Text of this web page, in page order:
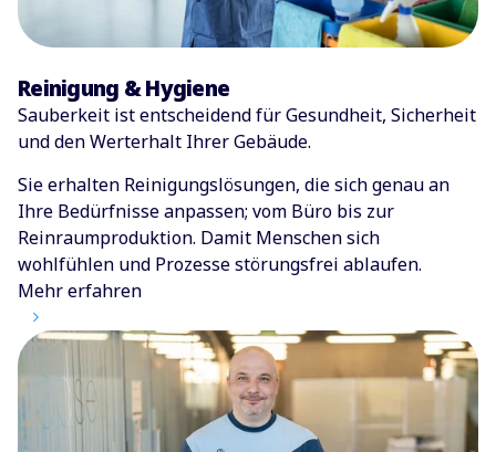
Reinigung & Hygiene
Sauberkeit ist entscheidend für Gesundheit, Sicherheit
und den Werterhalt Ihrer Gebäude.
Sie erhalten Reinigungslösungen, die sich genau an
Ihre Bedürfnisse anpassen; vom Büro bis zur
Reinraumproduktion. Damit Menschen sich
wohlfühlen und Prozesse störungsfrei ablaufen.
Mehr erfahren